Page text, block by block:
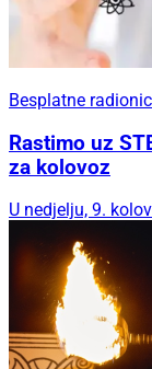
Besplatne
Rastimo uz
za kolovoz
U nedjelju, 9.